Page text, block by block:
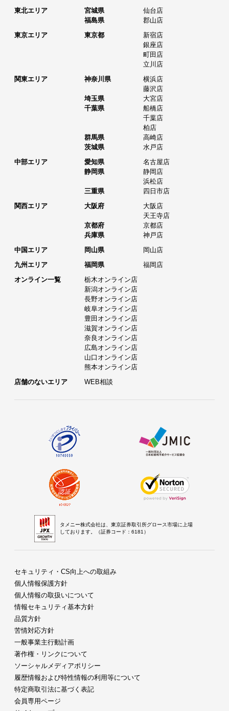
東北エリア
宮城県
仙台店
福島県
郡山店
東京エリア
東京都
新宿店
銀座店
町田店
立川店
関東エリア
神奈川県
横浜店
藤沢店
埼玉県
大宮店
千葉県
船橋店
千葉店
柏店
群馬県
高崎店
茨城県
水戸店
中部エリア
愛知県
名古屋店
静岡県
静岡店
浜松店
三重県
四日市店
関西エリア
大阪府
大阪店
天王寺店
京都府
京都店
兵庫県
神戸店
中国エリア
岡山県
岡山店
九州エリア
福岡県
福岡店
オンライン一覧
栃木オンライン店
新潟オンライン店
長野オンライン店
岐阜オンライン店
豊田オンライン店
滋賀オンライン店
奈良オンライン店
広島オンライン店
山口オンライン店
熊本オンライン店
店舗のないエリア
WEB相談
タメニー株式会社は、東京証券取引所グロース市場に上場
しております。（証券コード：6181）
セキュリティ・CS向上への取組み
個人情報保護方針
個人情報の取扱いについて
情報セキュリティ基本方針
品質方針
苦情対応方針
一般事業主行動計画
著作権・リンクについて
ソーシャルメディアポリシー
履歴情報および特性情報の利用等について
特定商取引法に基づく表記
会員専用ページ